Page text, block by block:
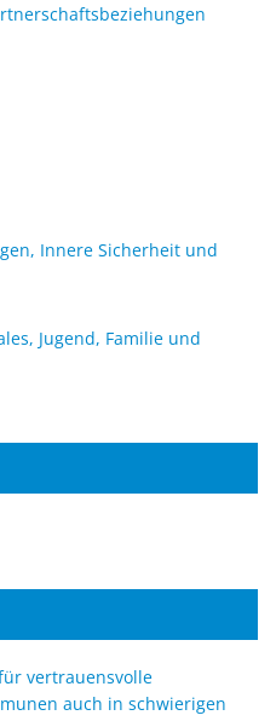
Innere Sicherheit und
Jugend, Familie und
vertrauensvolle
auch in schwierigen